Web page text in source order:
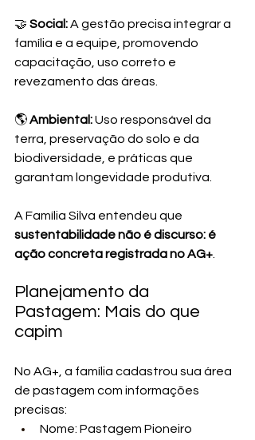
🤝 Social: A gestão precisa integrar a
família e a equipe, promovendo
capacitação, uso correto e
revezamento das áreas.
🌎 Ambiental: Uso responsável da
terra, preservação do solo e da
biodiversidade, e práticas que
garantam longevidade produtiva.
A Família Silva entendeu que
sustentabilidade não é discurso: é
ação concreta registrada no AG+
Planejamento da
Pastagem: Mais do que
capim
No AG+, a família cadastrou sua área
de pastagem com informações
precisas:
Nome: Pastagem Pioneiro